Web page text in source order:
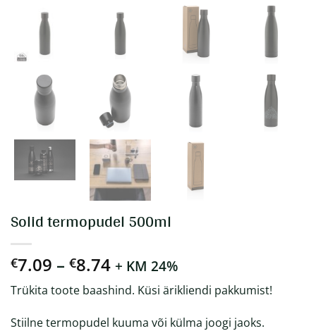
Solid termopudel 500ml
€7.09 – €8.74Hinnavahemik:
€7.09
kuni
€8.74
+ KM 24%
Trükita toote baashind. Küsi ärikliendi pakkumist!
Stiilne termopudel kuuma või külma joogi jaoks.